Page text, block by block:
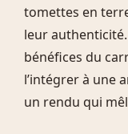
tomettes en
leur
bénéfices du
l’intégrer à une
un rendu qui